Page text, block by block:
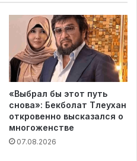
«Выбрал бы этот путь
снова»: Бекболат Тлеухан
откровенно высказался о
многоженстве
07.08.2026